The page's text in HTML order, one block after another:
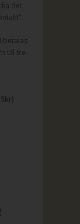
det
betalas
till tre
kr)